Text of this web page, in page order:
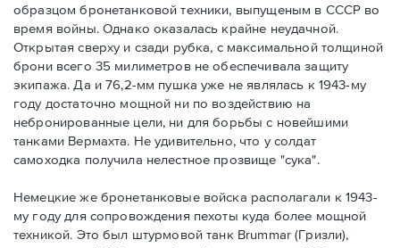
образцом бронетанковой техники, выпущеным в СССР во
время войны. Однако оказалась крайне неудачной.
Открытая сверху и сзади рубка, с максимальной толщиной
брони всего 35 милиметров не обеспечивала защиту
экипажа. Да и 76,2-мм пушка уже не являлась к 1943-му
году достаточно мощной ни по воздействию на
небронированные цели, ни для борьбы с новейшими
танками Вермахта. Не удивительно, что у солдат
самоходка получила нелестное прозвище "сука".
Немецкие же бронетанковые войска располагали к 1943-
му году для сопровождения пехоты куда более мощной
техникой. Это был штурмовой танк Brummar (Гризли),